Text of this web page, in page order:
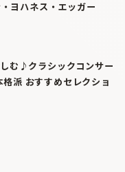
ヨハネス・エッガー
む♪クラシックコンサー
派 おすすめセレクショ